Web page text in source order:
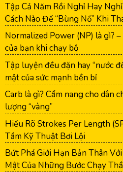
Tập Cả Năm Rồi Nghỉ Hay
Cách Nào Để “Bùng Nổ” Khi
Normalized Power (NP) là gì?
của bạn khi chạy bộ
Tập luyện đều đặn hay “nước
mật của sức mạnh bền bỉ
Carb là gì? Cẩm nang cho dân
lượng “vàng”
Hiểu Rõ Strokes Per Length
Tầm Kỹ Thuật Bơi Lội
Bứt Phá Giới Hạn Bản Thân
Mật Của Những Bước Chạy